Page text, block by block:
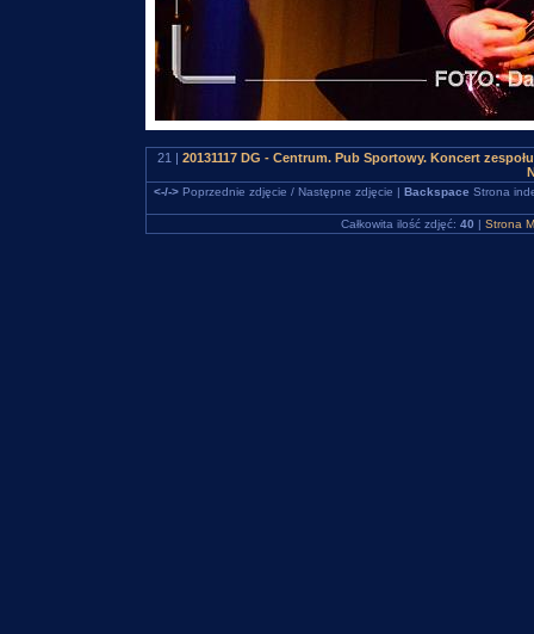
21 | 20131117 DG - Centrum. Pub Sportowy. Koncert
<-/->Poprzednie zdjęcie / Następne zdjęcie | Backspace Strona
Całkowita ilość zdjęć: 40 | Strona